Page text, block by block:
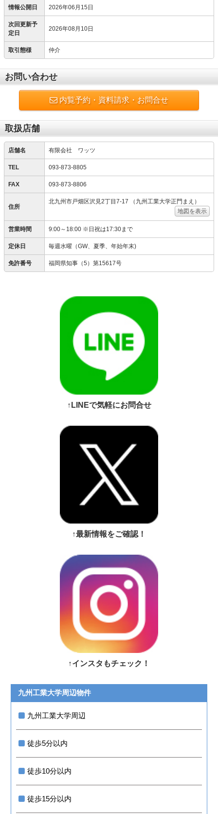
情報公開日 2026年06月15日
次回更新予
定日
2026年08月10日
取引態様 仲介
お問い合わせ
内覧予約・資料請求・お問合せ
取扱店舗
店舗名 有限会社 ワッツ
TEL 093-873-8805
FAX 093-873-8806
住所
北九州市戸畑区沢見2丁目7-17 （九州工業大学正門まえ）
地図を表示
営業時間 9:00～18:00 ※日祝は17:30まで
定休日 毎週水曜（GW、夏季、年始年末)
免許番号 福岡県知事（5）第15617号
↑LINEで気軽にお問合せ
↑最新情報をご確認！
↑インスタもチェック！
九州工業大学周辺物件
九州工業大学周辺
徒歩5分以内
徒歩10分以内
徒歩15分以内